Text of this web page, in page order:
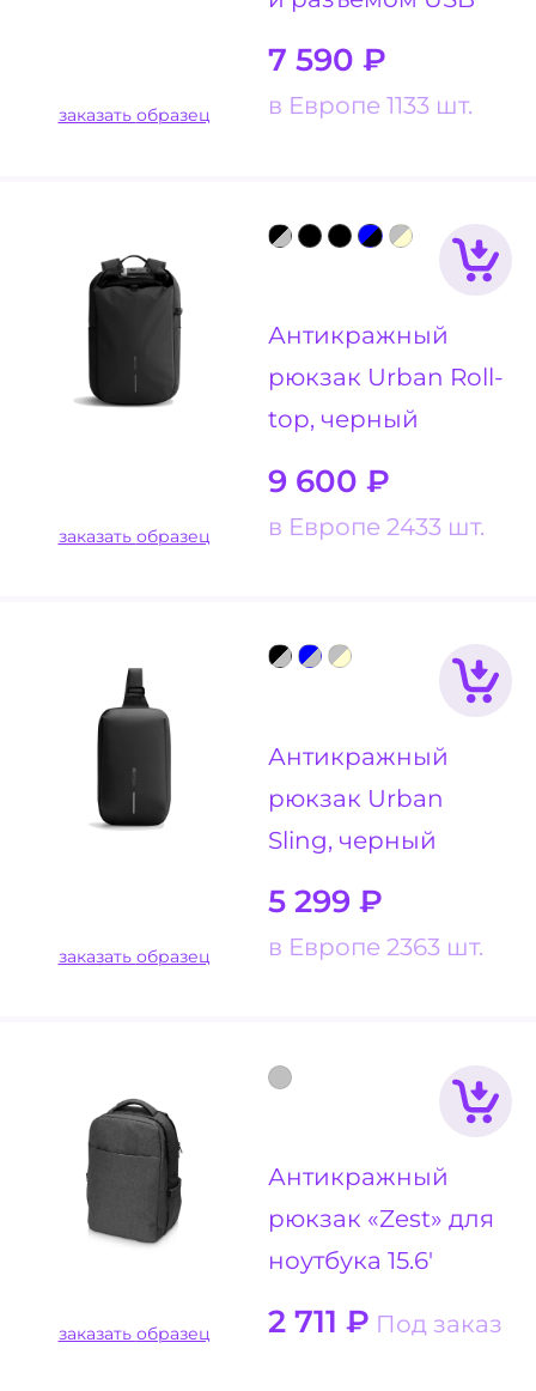
7 590 ₽
в Европе 1133 шт.
заказать образец
Антикражный
рюкзак Urban Roll-
top, черный
9 600 ₽
в Европе 2433 шт.
заказать образец
Антикражный
рюкзак Urban
Sling, черный
5 299 ₽
в Европе 2363 шт.
заказать образец
Антикражный
рюкзак «Zest» для
ноутбука 15.6'
2 711 ₽ Под заказ
заказать образец